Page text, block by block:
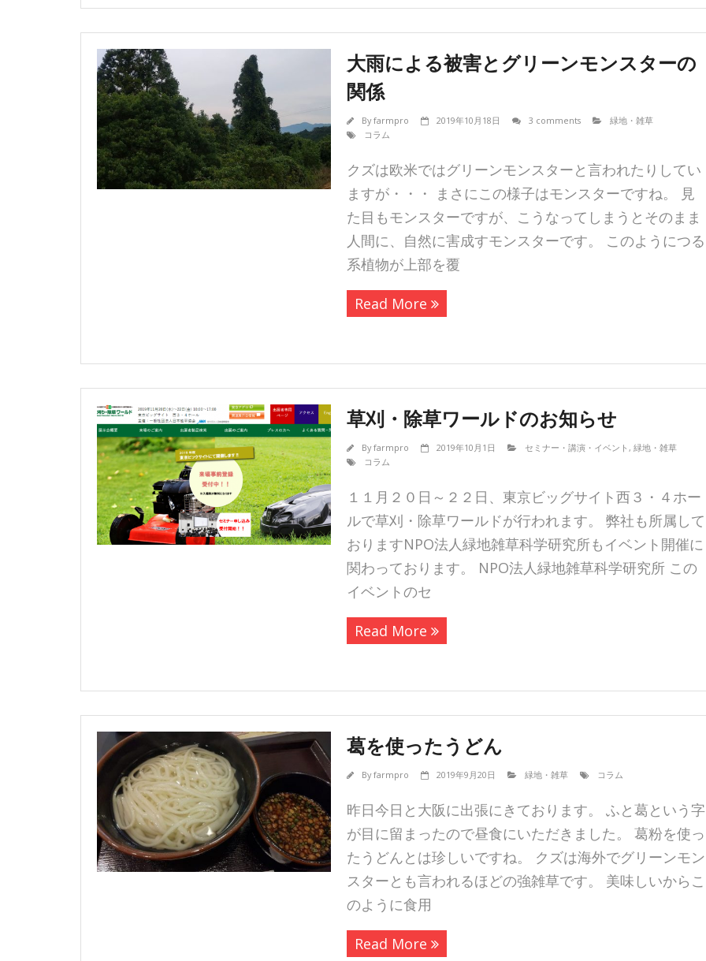
大雨による被害とグリーンモンスターの
関係
Byfarmpro 2019年10月18日 3 comments
緑地・雑草
コラム
クズは欧米ではグリーンモンスターと言われたりしてい
ますが・・・ まさにこの様子はモンスターですね。 見
た目もモンスターですが、こうなってしまうとそのまま
人間に、自然に害成すモンスターです。 このようにつる
系植物が上部を覆
Read More
草刈・除草ワールドのお知らせ
Byfarmpro 2019年10月1日 セミナー・講演・イベント,緑地・雑草
コラム
１１月２０日～２２日、東京ビッグサイト西３・４ホー
ルで草刈・除草ワールドが行われます。 弊社も所属して
おりますNPO法人緑地雑草科学研究所もイベント開催に
関わっております。 NPO法人緑地雑草科学研究所 この
イベントのセ
Read More
葛を使ったうどん
Byfarmpro 2019年9月20日 緑地・雑草 コラム
昨日今日と大阪に出張にきております。 ふと葛という字
が目に留まったので昼食にいただきました。 葛粉を使っ
たうどんとは珍しいですね。 クズは海外でグリーンモン
スターとも言われるほどの強雑草です。 美味しいからこ
のように食用
Read More